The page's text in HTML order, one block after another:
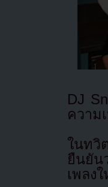
DJ
ความ
ในทวิ
ยืนยัน
เพลง